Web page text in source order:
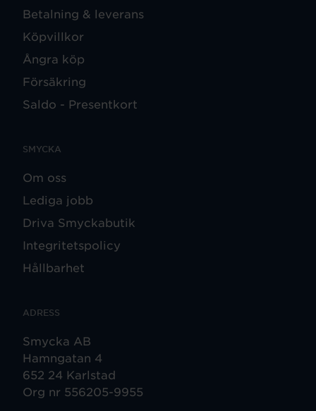
Betalning & leverans
Köpvillkor
Ångra köp
Försäkring
Saldo - Presentkort
SMYCKA
Om oss
Lediga jobb
Driva Smyckabutik
Integritetspolicy
Hållbarhet
ADRESS
Smycka AB
Hamngatan 4
652 24 Karlstad
Org nr 556205-9955